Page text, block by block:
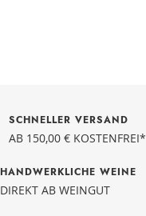
SCHNELLER VERSAND
AB 150,00 € KOSTENFREI*
HANDWERKLICHE WEINE
DIREKT AB WEINGUT